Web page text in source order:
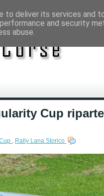
Cup
, Rally Lana Storico
to deliver its services and
and security
abuse.